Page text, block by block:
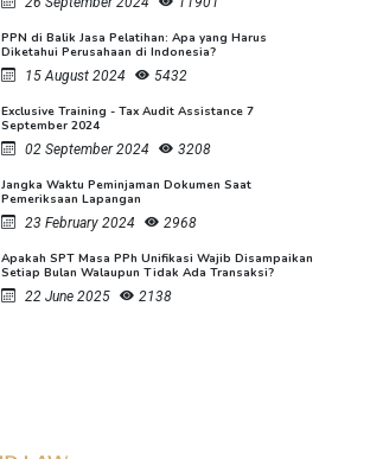
PPN di Balik Jasa Pelatihan: Apa yang Harus
Diketahui Perusahaan di Indonesia?
15 August 2024
5432
Exclusive Training - Tax Audit Assistance 7
September 2024
02 September 2024
3208
Jangka Waktu Peminjaman Dokumen Saat
Pemeriksaan Lapangan
23 February 2024
2968
Apakah SPT Masa PPh Unifikasi Wajib Disampaikan
Setiap Bulan Walaupun Tidak Ada Transaksi?
22 June 2025
2138